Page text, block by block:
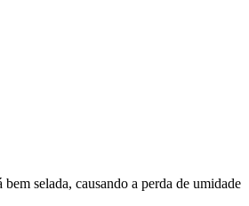
selada, causando a perda de umidade